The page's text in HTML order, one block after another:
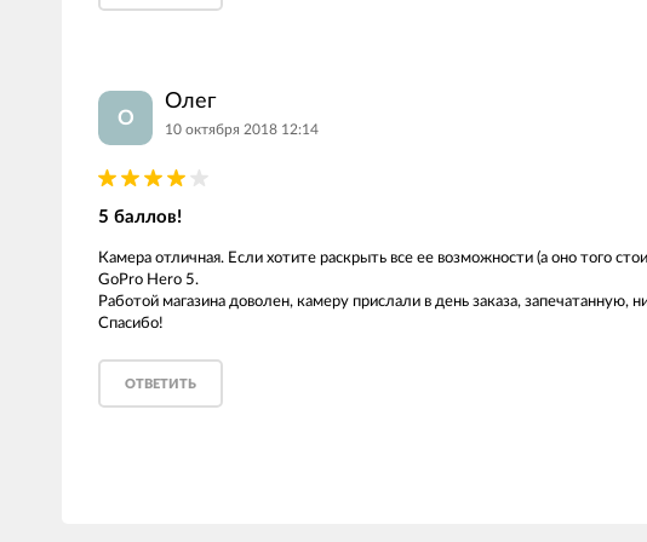
LED лампы головного света
О
Олег
10 октября 2018 12:14
5 баллов!
Камера отличная. Если хотите раскрыть все ее возможности (а оно того
GoPro Hero 5.
Работой магазина доволен, камеру прислали в день заказа, запечатанную,
Спасибо!
ОТВЕТИТЬ